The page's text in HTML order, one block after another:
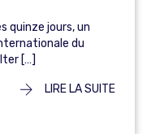
quinze jours, un
du
[…]
LIRE LA SUITE